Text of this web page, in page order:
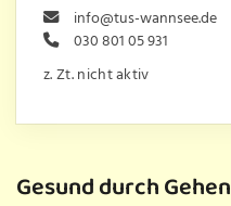
info@tus-wannsee.de
030 801 05 931
z. Zt. nicht aktiv
Gesund durch Gehen